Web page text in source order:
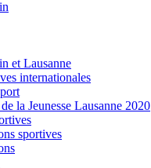
et Lausanne
internationales
la Jeunesse Lausanne 2020
sportives